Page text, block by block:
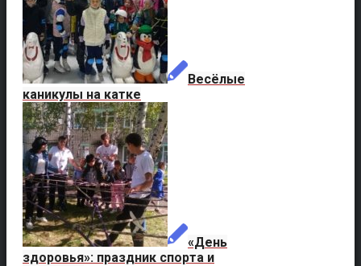
Весёлые
каникулы на катке
«День
здоровья»: праздник спорта и